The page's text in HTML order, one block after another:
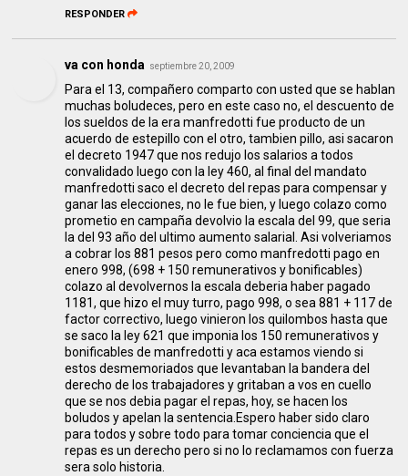
RESPONDER
va con honda septiembre 20, 2009
Para el 13, compañero comparto con usted que se hablan
muchas boludeces, pero en este caso no, el descuento de
los sueldos de la era manfredotti fue producto de un
acuerdo de estepillo con el otro, tambien pillo, asi sacaron
el decreto 1947 que nos redujo los salarios a todos
convalidado luego con la ley 460, al final del mandato
manfredotti saco el decreto del repas para compensar y
ganar las elecciones, no le fue bien, y luego colazo como
prometio en campaña devolvio la escala del 99, que seria
la del 93 año del ultimo aumento salarial. Asi volveriamos
a cobrar los 881 pesos pero como manfredotti pago en
enero 998, (698 + 150 remunerativos y bonificables)
colazo al devolvernos la escala deberia haber pagado
1181, que hizo el muy turro, pago 998, o sea 881 + 117 de
factor correctivo, luego vinieron los quilombos hasta que
se saco la ley 621 que imponia los 150 remunerativos y
bonificables de manfredotti y aca estamos viendo si
estos desmemoriados que levantaban la bandera del
derecho de los trabajadores y gritaban a vos en cuello
que se nos debia pagar el repas, hoy, se hacen los
boludos y apelan la sentencia.Espero haber sido claro
para todos y sobre todo para tomar conciencia que el
repas es un derecho pero si no lo reclamamos con fuerza
sera solo historia.